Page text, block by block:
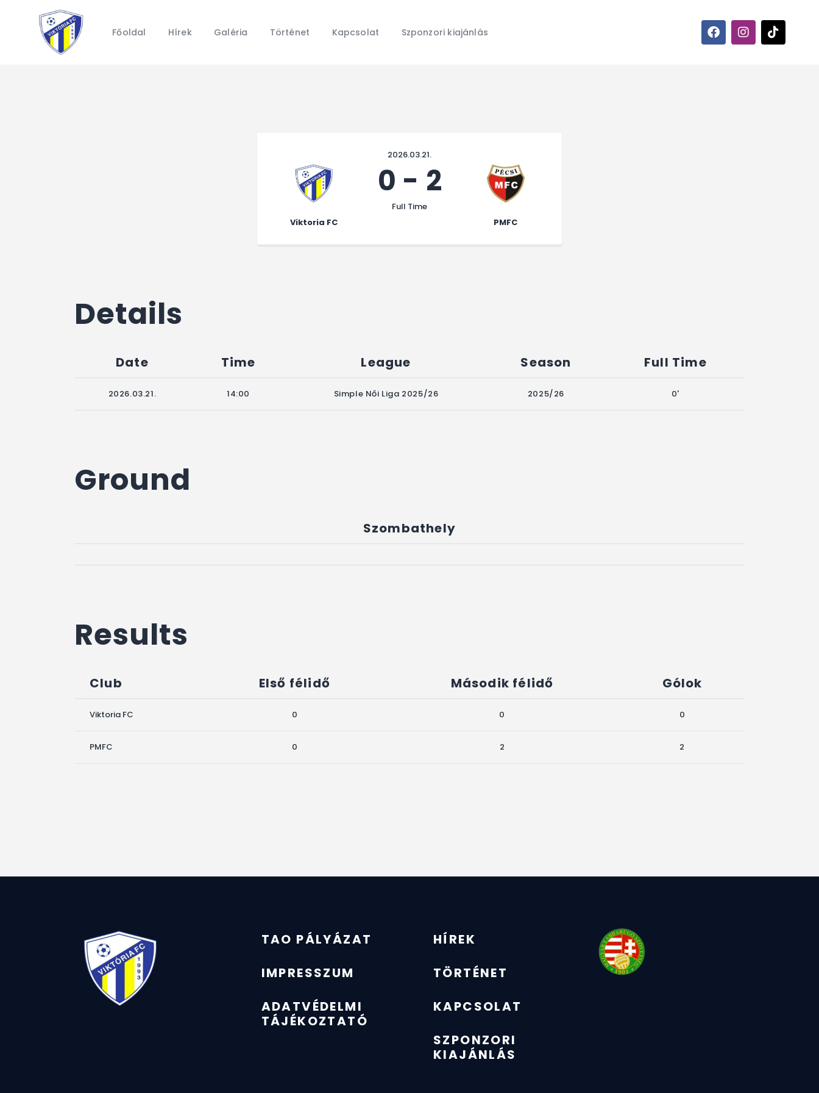
Főoldal Hírek Galéria Történet Kapcsolat Szponzori kiajánlás
Hírek
Viktoria FC PMFC
2026.03.21.
0 - 2
Full Time
Details
Date Time League Season Full Time
2026.03.21. 14:00 Simple Női Liga 2025/26 2025/26 0'
Ground
Szombathely
Results
Club Első félidő Második félidő Gólok
Viktoria FC 0 0 0
PMFC 0 2 2
TAO PÁLYÁZAT
IMPRESSZUM
ADATVÉDELMI
TÁJÉKOZTATÓ
HÍREK
TÖRTÉNET
KAPCSOLAT
SZPONZORI
KIAJÁNLÁS